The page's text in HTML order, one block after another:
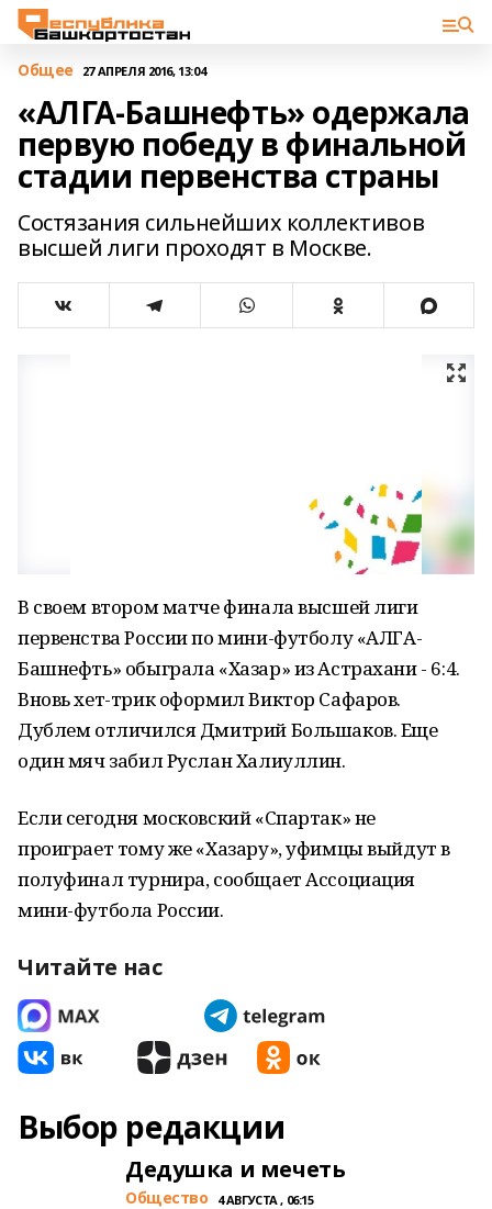
Общее 27 АПРЕЛЯ 2016, 13:04
«АЛГА-Башнефть» одержала
первую победу в финальной
стадии первенства страны
Состязания сильнейших коллективов
высшей лиги проходят в Москве.
В своем втором матче финала высшей лиги
первенства России по мини-футболу «АЛГА-
Башнефть» обыграла «Хазар» из Астрахани - 6:4.
Вновь хет-трик оформил Виктор Сафаров.
Дублем отличился Дмитрий Большаков. Еще
один мяч забил Руслан Халиуллин.
Если сегодня московский «Спартак» не
проиграет тому же «Хазару», уфимцы выйдут в
полуфинал турнира, сообщает Ассоциация
мини-футбола России.
Читайте нас
Выбор редакции
Дедушка и мечеть
Общество 4 АВГУСТА , 06:15